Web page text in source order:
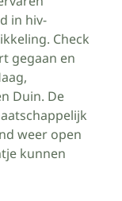
in hiv-
Check
gegaan en
Duin. De
weer open
kunnen